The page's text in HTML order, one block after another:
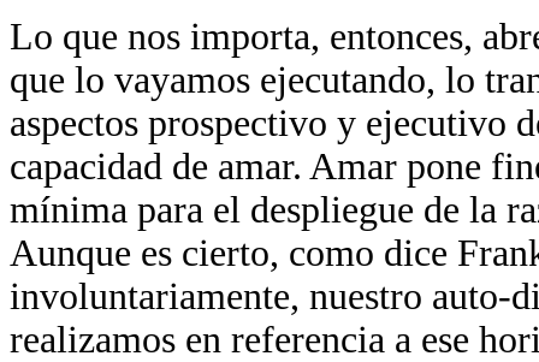
Lo que nos importa, entonces,
que lo vayamos ejecutando, lo
aspectos prospectivo y ejecutivo
capacidad de amar. Amar pone
mínima para el despliegue de la
Aunque es cierto, como dice
involuntariamente, nuestro auto-
realizamos en referencia a ese